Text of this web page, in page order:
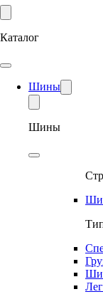
Каталог
Шины
Шины